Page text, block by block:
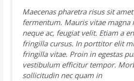
Maecenas pharetra risus sit
fermentum. Mauris vitae magna
neque ac, feugiat velit. Etiam a
fringilla cursus. In porttitor elit
fringilla vitae. Proin in egestas
vestibulum efficitur tempor.
sollicitudin nec quam in